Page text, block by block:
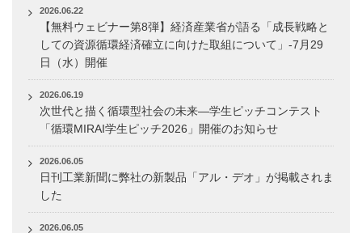
2026.06.22
【無料ウェビナー第8弾】経済産業省が語る「成長戦略と
しての資源循環経済確立に向けた取組について」-7月29
日（水）開催
2026.06.19
次世代と描く循環型社会の未来―学生ピッチコンテスト
「循環MIRAI学生ピッチ2026」開催のお知らせ
2026.06.05
日刊工業新聞に弊社の新製品「アル・デオ」が掲載されま
した
2026.06.05